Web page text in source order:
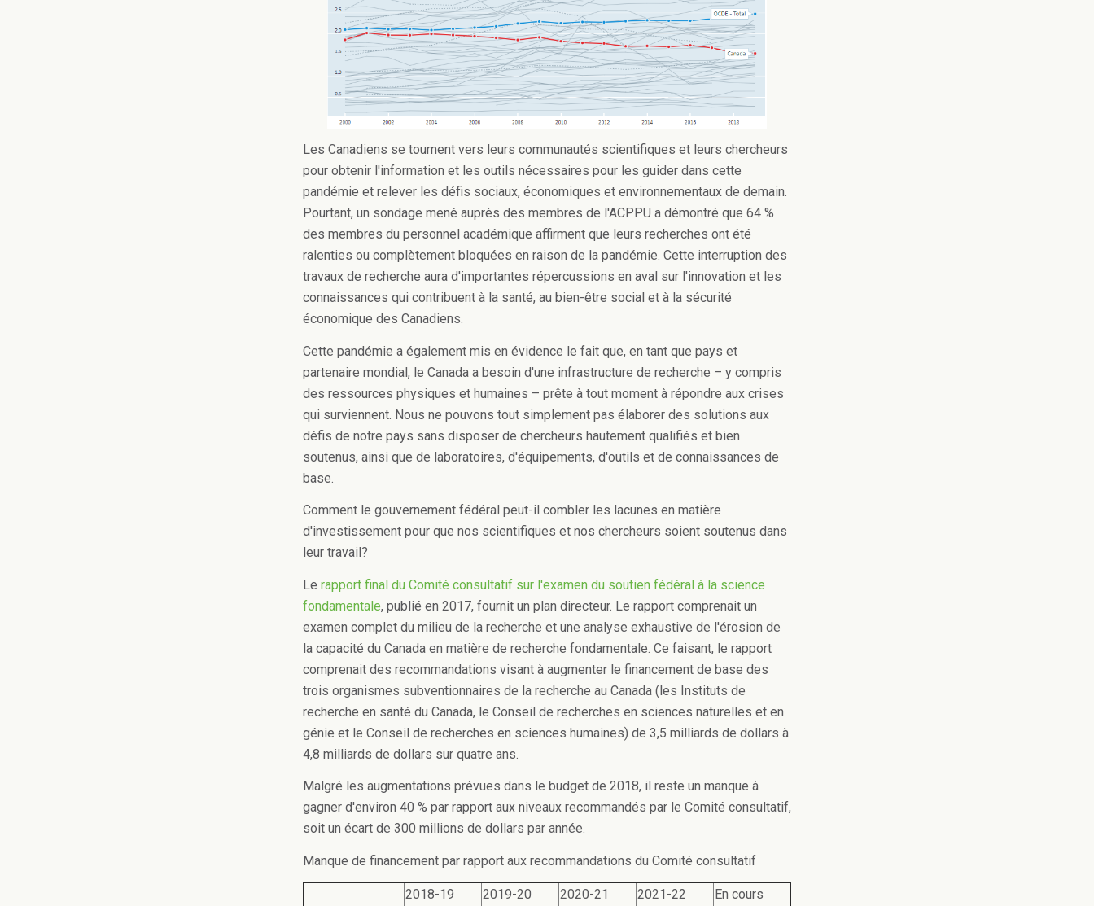
Les Canadiens se tournent vers leurs communautés scientifiques et leurs chercheurs
pour obtenir l'information et les outils nécessaires pour les guider dans cette
pandémie et relever les défis sociaux, économiques et environnementaux de demain.
Pourtant, un sondage mené auprès des membres de l'ACPPU a démontré que 64 %
des membres du personnel académique affirment que leurs recherches ont été
ralenties ou complètement bloquées en raison de la pandémie. Cette interruption des
travaux de recherche aura d'importantes répercussions en aval sur l'innovation et les
connaissances qui contribuent à la santé, au bien-être social et à la sécurité
économique des Canadiens.
Cette pandémie a également mis en évidence le fait que, en tant que pays et
partenaire mondial, le Canada a besoin d'une infrastructure de recherche – y compris
des ressources physiques et humaines – prête à tout moment à répondre aux crises
qui surviennent. Nous ne pouvons tout simplement pas élaborer des solutions aux
défis de notre pays sans disposer de chercheurs hautement qualifiés et bien
soutenus, ainsi que de laboratoires, d'équipements, d'outils et de connaissances de
base.
Comment le gouvernement fédéral peut-il combler les lacunes en matière
d'investissement pour que nos scientifiques et nos chercheurs soient soutenus dans
leur travail?
Le rapport final du Comité consultatif sur l'examen du soutien fédéral à la science
fondamentale, publié en 2017, fournit un plan directeur. Le rapport comprenait un
examen complet du milieu de la recherche et une analyse exhaustive de l'érosion de
la capacité du Canada en matière de recherche fondamentale. Ce faisant, le rapport
comprenait des recommandations visant à augmenter le financement de base des
trois organismes subventionnaires de la recherche au Canada (les Instituts de
recherche en santé du Canada, le Conseil de recherches en sciences naturelles et en
génie et le Conseil de recherches en sciences humaines) de 3,5 milliards de dollars à
4,8 milliards de dollars sur quatre ans.
Malgré les augmentations prévues dans le budget de 2018, il reste un manque à
gagner d'environ 40 % par rapport aux niveaux recommandés par le Comité consultatif,
soit un écart de 300 millions de dollars par année.
Manque de financement par rapport aux recommandations du Comité consultatif
2018-19 2019-20 2020-21 2021-22
En cours